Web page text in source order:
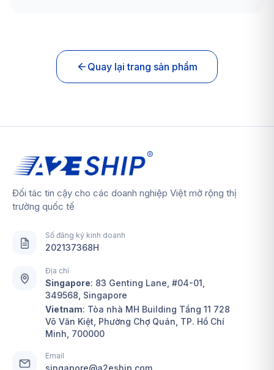
Quay lại trang sản phẩm
Đối tác tin cậy cho các doanh nghiệp Việt mở rộng thị
trường quốc tế
Số đăng ký kinh doanh
202137368H
Địa chỉ
Singapore: 83 Genting Lane, #04-01,
349568, Singapore
Vietnam: Tòa nhà MH Building Tầng 11 728
Võ Văn Kiệt, Phường Chợ Quán, TP. Hồ Chí
Minh, 700000
Email
singapore@a2eship.com